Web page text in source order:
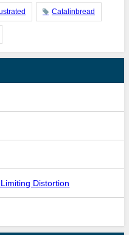
Catalinbread
Distortion